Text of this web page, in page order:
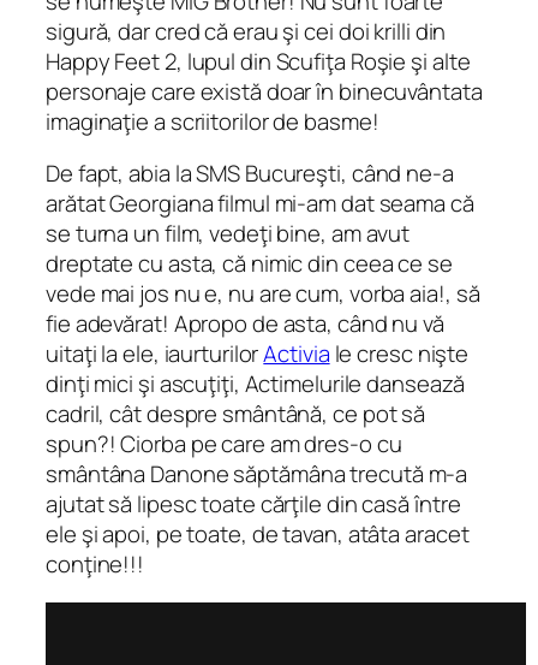
sigură, dar cred că erau şi cei doi krilli din
Happy Feet 2, lupul din Scufiţa Roşie şi alte
personaje care există doar în binecuvântata
imaginaţie a scriitorilor de basme!
De fapt, abia la SMS Bucureşti, când ne-a
arătat Georgiana filmul mi-am dat seama că
se turna un film, vedeţi bine, am avut
dreptate cu asta, că nimic din ceea ce se
vede mai jos nu e, nu are cum, vorba aia!, să
fie adevărat! Apropo de asta, când nu vă
uitaţi la ele, iaurturilorActivia le cresc nişte
dinţi mici şi ascuţiţi, Actimelurile dansează
cadril, cât despre smântână, ce pot să
spun?! Ciorba pe care am dres-o cu
smântâna Danone săptămâna trecută m-a
ajutat să lipesc toate cărţile din casă între
ele şi apoi, pe toate, de tavan, atâta aracet
conţine!!!